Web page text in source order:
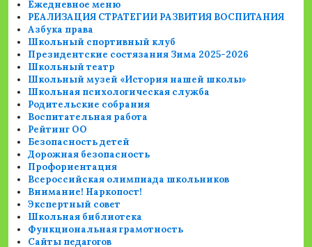
Ежедневное меню
РЕАЛИЗАЦИЯ СТРАТЕГИИ РАЗВИТИЯ ВОСПИТАНИЯ
Азбука права
Школьный спортивный клуб
Президентские состязания Зима 2025-2026
Школьный театр
Школьный музей «История нашей школы»
Школьная психологическая служба
Родительские собрания
Воспитательная работа
Рейтинг ОО
Безопасность детей
Дорожная безопасность
Профориентация
Всероссийская олимпиада школьников
Внимание! Наркопост!
Экспертный совет
Школьная библиотека
Функциональная грамотность
Сайты педагогов